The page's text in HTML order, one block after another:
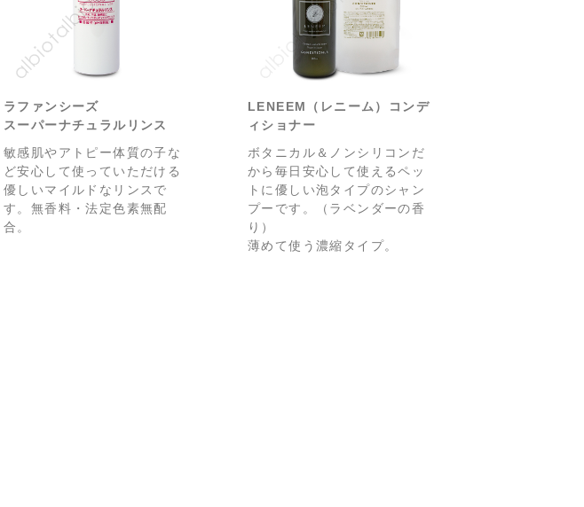
ラファンシーズ
スーパーナチュラルリンス
敏感肌やアトピー体質の子な
ど安心して使っていただける
優しいマイルドなリンスで
す。無香料・法定色素無配
合。
LENEEM（レニーム）コンデ
ィショナー
ボタニカル＆ノンシリコンだ
から毎日安心して使えるペッ
トに優しい泡タイプのシャン
プーです。（ラベンダーの香
り）
薄めて使う濃縮タイプ。